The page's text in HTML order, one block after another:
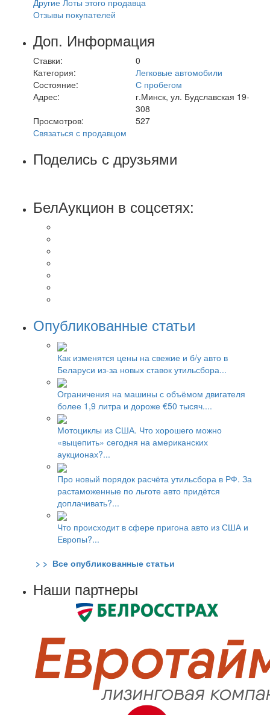
Отзывы покупателей
Доп. Информация
Ставки:
0
Категория:
Легковые автомобили
Состояние:
С пробегом
Адрес:
г.Минск, ул. Будславская 19-
308
Просмотров:
527
Связаться с продавцом
Поделись с друзьями
БелАукцион в соцсетях:
Опубликованные статьи
Как изменятся цены на свежие и б/у авто в
Беларуси из-за новых ставок утильсбора...
Ограничения на машины с объёмом двигателя
более 1,9 литра и дороже €50 тысяч....
Мотоциклы из США. Что хорошего можно
«выцепить» сегодня на американских
аукционах?...
Про новый порядок расчёта утильсбора в РФ. За
растаможенные по льготе авто придётся
доплачивать?...
Что происходит в сфере пригона авто из США и
Европы?...
> > Все опубликованные статьи
Наши партнеры